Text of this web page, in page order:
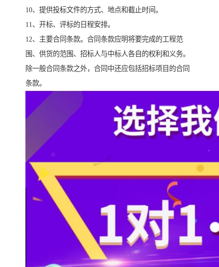
10、提供投标文件的方式、地点和截止时间。
11、开标、评标的日程安排。
12、主要合同条款。合同条款应明将要完成的工程范
围、供货的范围、招标人与中标人各自的权利和义务。
除一般合同条款之外，合同中还应包括招标项目的合同
条款。